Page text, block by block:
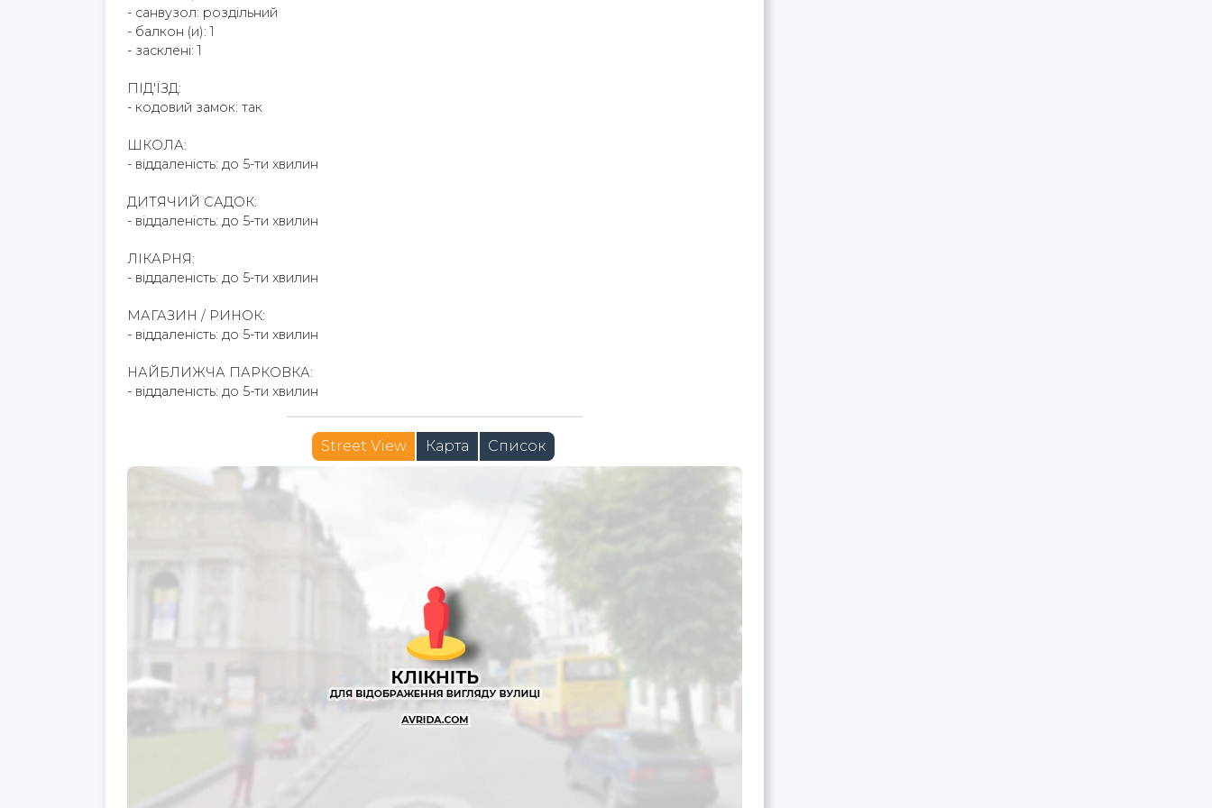
- санвузол: роздільний
- балкон (и): 1
- засклені: 1
ПІД'ЇЗД:
- кодовий замок: так
ШКОЛА:
- віддаленість: до 5-ти хвилин
ДИТЯЧИЙ САДОК:
- віддаленість: до 5-ти хвилин
ЛІКАРНЯ:
- віддаленість: до 5-ти хвилин
МАГАЗИН / РИНОК:
- віддаленість: до 5-ти хвилин
НАЙБЛИЖЧА ПАРКОВКА:
- віддаленість: до 5-ти хвилин
Street View Карта Список